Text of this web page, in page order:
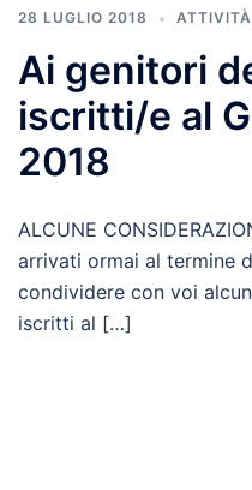
28 LUGLIO 2018 ATTIVITÀ
Ai genitori
iscritti/e al
2018
ALCUNE
arrivati ormai al termine
condividere con voi
iscritti al […]